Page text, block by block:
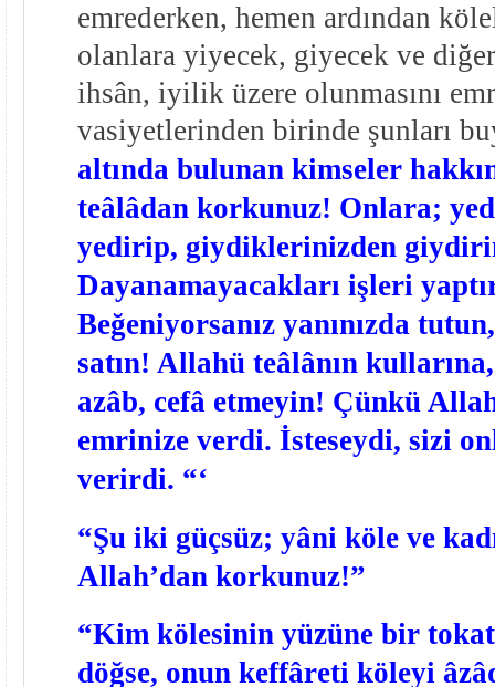
emrederken, hemen ardından
olanlara yiyecek, giyecek ve
ihsân, iyilik üzere olunmasını
vasiyetlerinden birinde şunları
altında bulunan kimseler
teâlâdan korkunuz! Onlara;
yedirip, giydiklerinizden
Dayanamayacakları işleri
Beğeniyorsanız yanınızda
satın! Allahü teâlânın
azâb, cefâ etmeyin! Çünkü
emrinize verdi. İsteseydi, sizi
verirdi. “‘
“Şu iki güçsüz; yâni köle ve
Allah’dan korkunuz!”
“Kim kölesinin yüzüne bir
döğse, onun keffâreti köleyi